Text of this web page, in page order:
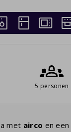
5 personen
met airco en een